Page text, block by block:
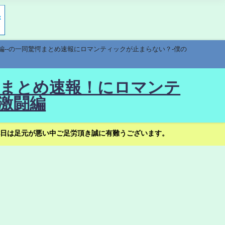
の一同驚愕まとめ速報にロマンティックが止まらない？-僕の
とめ速報！にロマンテ
闘編
足元が悪い中ご足労頂き誠に有難うございます。